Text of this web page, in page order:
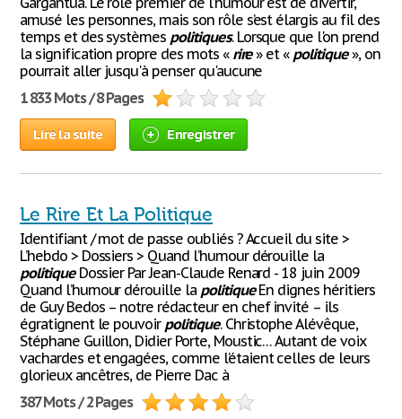
amusé les personnes, mais son rôle s’est élargis au fil des
temps et des systèmes politiques. Lorsque que l'on prend
la signification propre des mots « rire» et « politique», on
pourrait aller jusqu'à penser qu'aucune
1 833 Mots / 8 Pages
Lire la suite Enregistrer
Le Rire Et La Politique
Identifiant / mot de passe oubliés ? Accueil du site >
L’hebdo > Dossiers > Quand l’humour dérouille la
politiqueDossier Par Jean-Claude Renard - 18 juin 2009
Quand l’humour dérouille la politiqueEn dignes héritiers
de Guy Bedos – notre rédacteur en chef invité – ils
égratignent le pouvoir politique. Christophe Alévêque,
Stéphane Guillon, Didier Porte, Moustic… Autant de voix
vachardes et engagées, comme l’étaient celles de leurs
glorieux ancêtres, de Pierre Dac à
387 Mots / 2 Pages